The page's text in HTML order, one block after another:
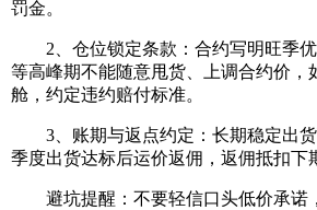
罚金。
2、仓位锁定条款：合约写明旺季优
等高峰期不能随意甩货、上调合约价，
舱，约定违约赔付标准。
3、账期与返点约定：长期稳定出货
季度出货达标后运价返佣，返佣抵扣下
避坑提醒：不要轻信口头低价承诺